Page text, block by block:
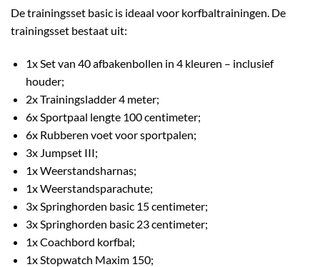
De trainingsset basic is ideaal voor korfbaltrainingen. De
trainingsset bestaat uit:
1x Set van 40 afbakenbollen in 4 kleuren – inclusief
houder;
2x Trainingsladder 4 meter;
6x Sportpaal lengte 100 centimeter;
6x Rubberen voet voor sportpalen;
3x Jumpset III;
1x Weerstandsharnas;
1x Weerstandsparachute;
3x Springhorden basic 15 centimeter;
3x Springhorden basic 23 centimeter;
1x Coachbord korfbal;
1x Stopwatch Maxim 150;